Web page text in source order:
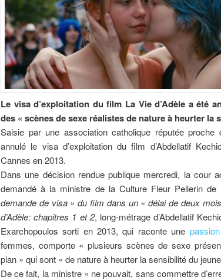
Le visa d’exploitation du film La Vie d’Adèle a été
des « scènes de sexe réalistes de nature à heurter la
Saisie par une association catholique réputée proche
annulé le visa d’exploitation du film d’Abdellatif
Cannes en 2013.
Dans une décision rendue publique mercredi, la cour
demandé à la ministre de la Culture Fleur Pellerin
demande de visa » du film dans un « délai de deux mois
d’Adèle: chapitres 1 et 2, long-métrage d’Abdellatif
Exarchopoulos sorti en 2013, qui raconte une
femmes, comporte « plusieurs scènes de sexe
plan » qui sont « de nature à heurter la sensibilité du
De ce fait, la ministre « ne pouvait, sans commettre